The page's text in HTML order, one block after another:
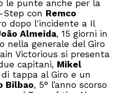
le punte anche per la
Step con Remco
dopo l'incidente a Il
Almeida, 15 giorni in
nella generale del Giro
Victorious si presenta
capitani, Mikel
tappa al Giro e un
Bilbao, 5° l’anno scorso